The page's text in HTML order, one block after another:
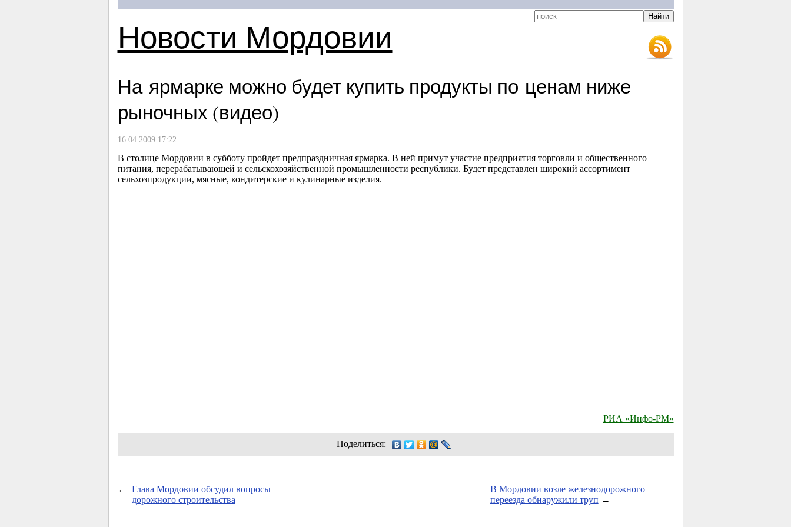
Новости Мордовии
На ярмарке можно будет купить продукты по ценам ниже
рыночных (видео)
16.04.2009 17:22
В столице Мордовии в субботу пройдет предпраздничная ярмарка. В ней примут участие предприятия торговли и общественного
питания, перерабатывающей и сельскохозяйственной промышленности республики. Будет представлен широкий ассортимент
сельхозпродукции, мясные, кондитерские и кулинарные изделия.
РИА «Инфо-РМ»
Поделиться:
←
Глава Мордовии обсудил вопросы
дорожного строительства
В Мордовии возле железнодорожного
переезда обнаружили труп →